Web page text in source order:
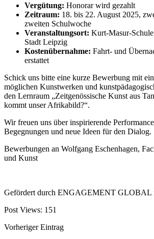
Vergütung: Honorar wird gezahlt
Zeitraum: 18. bis 22. August 2025,
zweiten Schulwoche
Veranstaltungsort: Kurt-Masur-
Stadt Leipzig
Kostenübernahme: Fahrt- und
erstattet
Schick uns bitte eine kurze Bewerbung mit
möglichen Kunstwerken und
den Lernraum „Zeitgenössische Kunst aus
kommt unser Afrikabild?“.
Wir freuen uns über inspirierende
Begegnungen und neue Ideen für den Dialog.
Bewerbungen an Wolfgang Eschenhagen,
und Kunst
Gefördert durch ENGAGEMENT GLOBAL
Post Views: 151
Vorheriger Eintrag